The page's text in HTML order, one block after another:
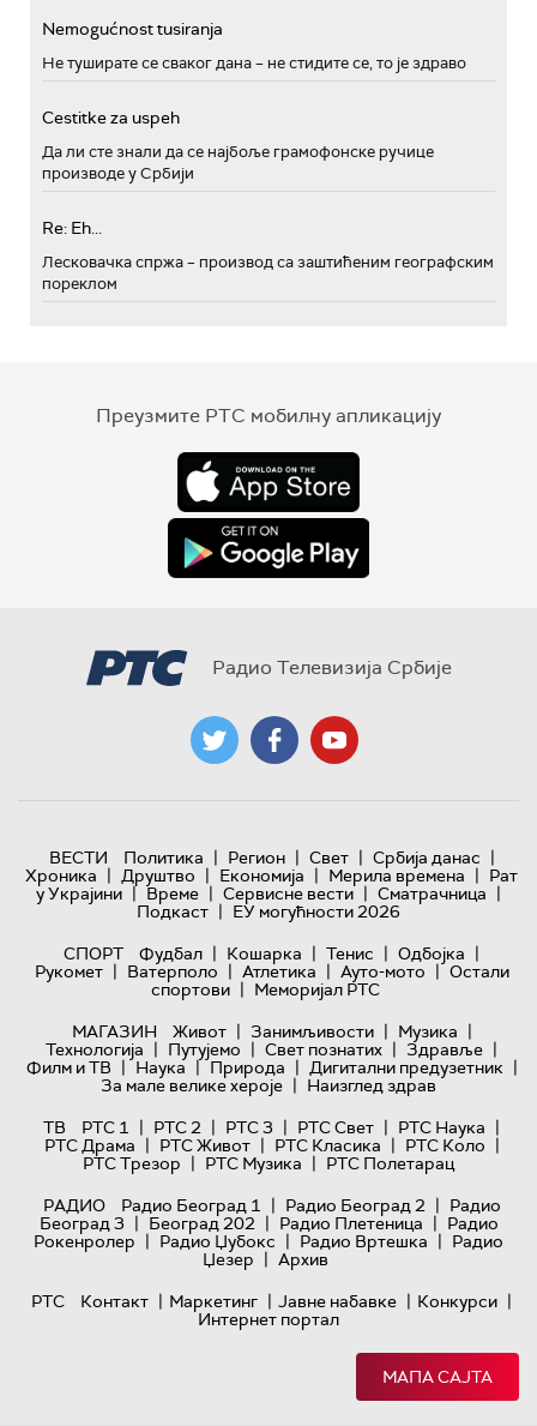
Nemogućnost tusiranja
Не туширате се сваког дана – не стидите се, то је здраво
Cestitke za uspeh
Да ли сте знали да се најбоље грамофонске ручице
производе у Србији
Re: Eh...
Лесковачка спржа – производ са заштићеним географским
пореклом
Преузмите РТС мобилну апликацију
Радио Телевизија Србије
ВЕСТИ Политика | Регион | Свет | Србија данас |
Хроника | Друштво | Економија | Мерила времена | Рат
у Украјини | Време | Сервисне вести | Сматрачница |
Подкаст | ЕУ могућности 2026
СПОРТ
Фудбал | Кошарка | Тенис | Одбојка |
Рукомет | Ватерполо | Атлетика | Ауто-мото | Остали
спортови | Меморијал РТС
МАГАЗИН
Живот | Занимљивости | Музика |
Технологијa | Путујемо | Свет познатих | Здравље |
Филм и ТВ | Наука | Природа | Дигитални предузетник |
За мале велике хероје | Наизглед здрав
ТВ
РТС 1 | РТС 2 | РТС 3 | РТС Свет | РТС Наука |
РТС Драма | РТС Живот | РТС Класика | РТС Коло |
РТС Трезор | РТС Музика | РТС Полетарац
РАДИО
Радио Београд 1 | Радио Београд 2 | Радио
Београд 3 | Београд 202 | Радио Плетеница | Радио
Рокенролер | Радио Џубокс | Радио Вртешка | Радио
Џезер | Архив
РТС
Контакт | Маркетинг | Јавне набавке | Конкурси |
Интернет портал
МАПА САЈТА